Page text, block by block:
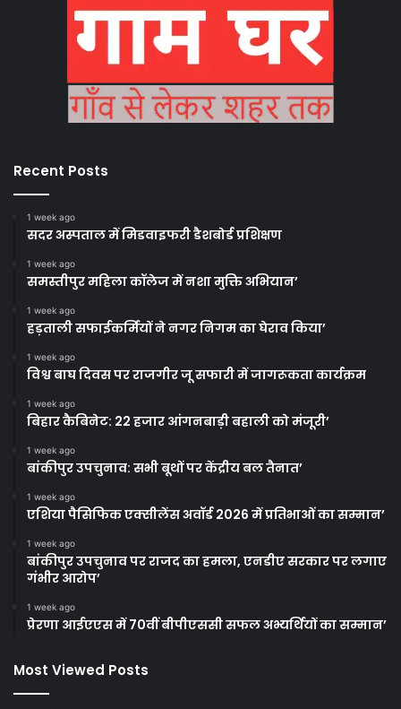
Recent Posts
1 week ago
सदर अस्पताल में मिडवाइफरी डैशबोर्ड प्रशिक्षण
1 week ago
समस्तीपुर महिला कॉलेज में नशा मुक्ति अभियान’
1 week ago
हड़ताली सफाईकर्मियों ने नगर निगम का घेराव किया’
1 week ago
विश्व बाघ दिवस पर राजगीर जू सफारी में जागरूकता कार्यक्रम
1 week ago
बिहार कैबिनेट: 22 हजार आंगनबाड़ी बहाली को मंजूरी’
1 week ago
बांकीपुर उपचुनाव: सभी बूथों पर केंद्रीय बल तैनात’
1 week ago
एशिया पैसिफिक एक्सीलेंस अवॉर्ड 2026 में प्रतिभाओं का सम्मान’
1 week ago
बांकीपुर उपचुनाव पर राजद का हमला, एनडीए सरकार पर लगाए
गंभीर आरोप’
1 week ago
प्रेरणा आईएएस में 70वीं बीपीएससी सफल अभ्यर्थियों का सम्मान’
Most Viewed Posts